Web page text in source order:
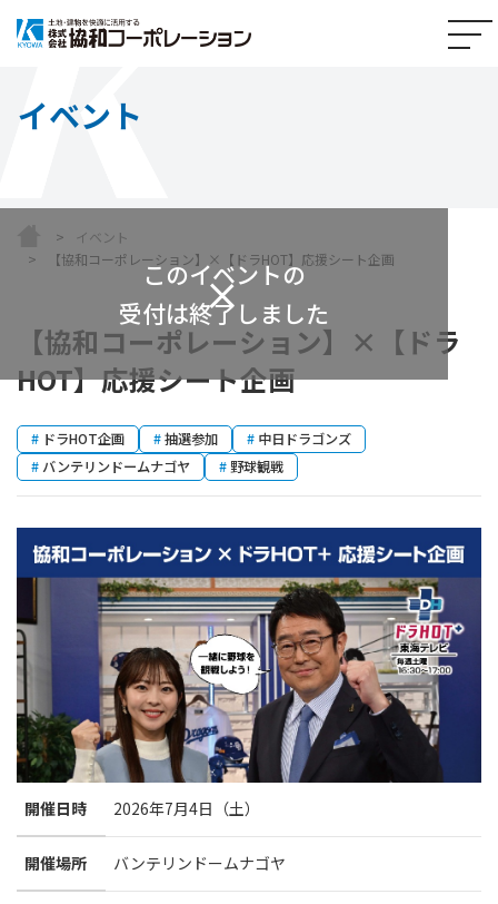
イベント
このイベントの
受付は終了しました
イベント
【協和コーポレーション】×【ドラHOT】応援シート企画
【協和コーポレーション】×【ドラ
HOT】応援シート企画
# ドラHOT企画 #抽選参加 # 中日ドラゴンズ
#バンテリンドームナゴヤ #野球観戦
開催日時 2026年7月4日（土）
開催場所 バンテリンドームナゴヤ